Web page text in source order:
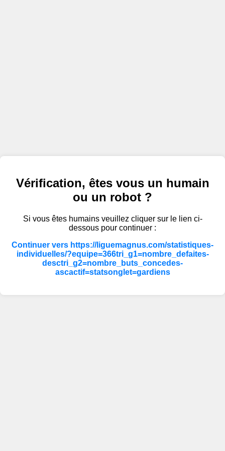
Vérification, êtes vous un humain
ou un robot ?
Si vous êtes humains veuillez cliquer sur le lien ci-
dessous pour continuer :
Continuer vers https://liguemagnus.com/statistiques-
individuelles/?equipe=366tri_g1=nombre_defaites-
desctri_g2=nombre_buts_concedes-
ascactif=statsonglet=gardiens